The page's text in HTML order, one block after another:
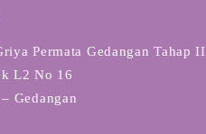
Permata Gedangan Tahap II
L2 No 16
Gedangan